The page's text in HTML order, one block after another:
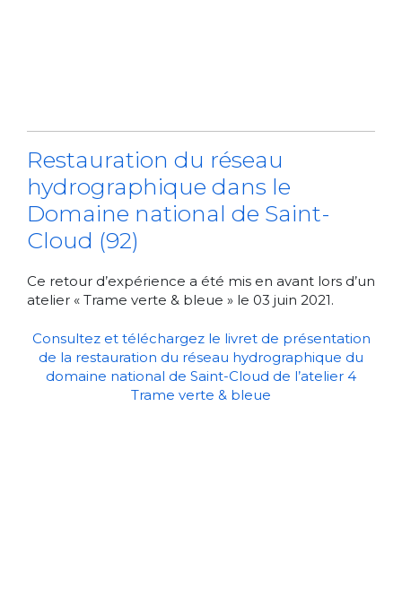
Restauration du réseau
hydrographique dans le
Domaine national de Saint-
Cloud (92)
Ce retour d’expérience a été mis en avant lors d’un
atelier « Trame verte & bleue » le 03 juin 2021.
Consultez et téléchargez le livret de présentation
de la restauration du réseau hydrographique du
domaine national de Saint-Cloud de l’atelier 4
Trame verte & bleue